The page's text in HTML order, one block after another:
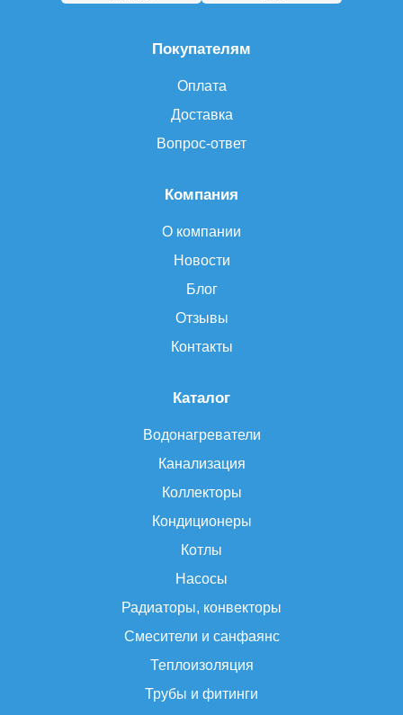
Каталог
Водонагреватели
Канализация
Коллекторы
Кондиционеры
Котлы
Насосы
Радиаторы, конвекторы
Смесители и санфаянс
Теплоизоляция
Трубы и фитинги
Компания
О компании
Новости
Блог
Отзывы
Контакты
Покупателям
Оплата
Доставка
Вопрос-ответ